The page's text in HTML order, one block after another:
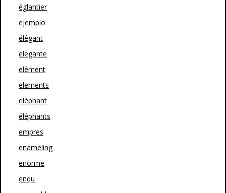
églantier
ejemplo
élégant
elegante
elément
elements
eléphant
éléphants
empres
enameling
enorme
enqu